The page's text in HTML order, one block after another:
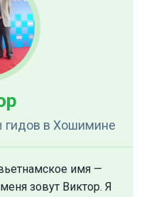
гидов в Хошимине
имя —
зовут Виктор. Я